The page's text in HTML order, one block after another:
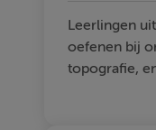
Leerlingen
oefenen bij
topografie,